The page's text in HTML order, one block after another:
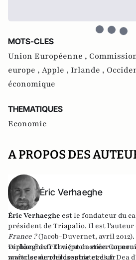
MOTS-CLES
Union Européenne ,
europe , Apple , Irlande ,
économique
THEMATIQUES
Economie
A PROPOS DES
Éric Verhaeghe
Éric Verhaeghe est le fondateur du
président de Triapalio. Il est l'auteur
France ?(Jacob-Duvernet, avril 2012).
verhaeghe.frIl vient de créer un
www.lecourrierdesstrateges.fr
Diplômé de l'Ena (promotion
maîtrise de philosophie et d'un Dea